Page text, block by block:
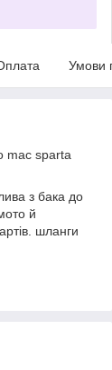
Умови
mac sparta
з бака до
й
шланги